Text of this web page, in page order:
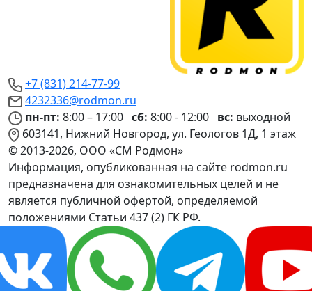
+7 (831) 214-77-99
4232336@rodmon.ru
пн-пт: 8:00 – 17:00 сб: 8:00 - 12:00 вс: выходной
603141, Нижний Новгород, ул. Геологов 1Д, 1 этаж
© 2013-2026, ООО «СМ Родмон»
Информация, опубликованная на сайте rodmon.ru
предназначена для ознакомительных целей и не
является публичной офертой, определяемой
положениями Статьи 437 (2) ГК РФ.